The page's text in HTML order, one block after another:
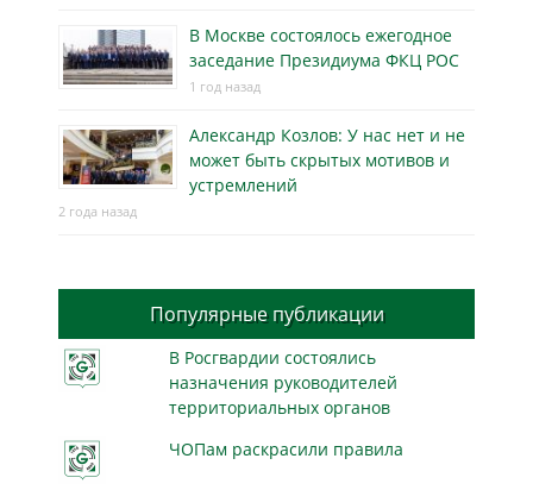
В Москве состоялось ежегодное
заседание Президиума ФКЦ РОС
1 год назад
Александр Козлов: У нас нет и не
может быть скрытых мотивов и
устремлений
2 года назад
Популярные публикации
В Росгвардии состоялись
назначения руководителей
территориальных органов
ЧОПам раскрасили правила